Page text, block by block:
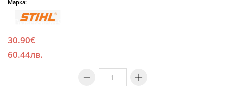
Марка:
30.90€
60.44лв.